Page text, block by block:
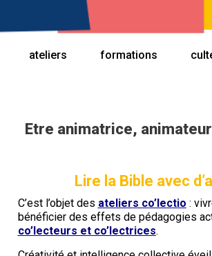
ateliers formations
Etre animatrice,
Lire la Bible avec
C’est l’objet des ateliers co’lectio :
bénéficier des effets de pédagogies
co’lecteurs et co’lectrices.